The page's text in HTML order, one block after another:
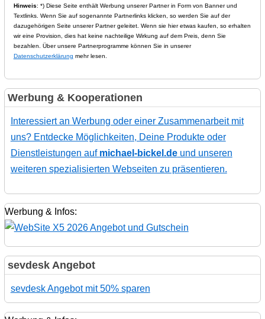
Hinweis: *) Diese Seite enthält Werbung unserer Partner in Form von Banner und
Textlinks. Wenn Sie auf sogenannte Partnerlinks klicken, so werden Sie auf der
dazugehörigen Seite unserer Partner geleitet. Wenn sie hier etwas kaufen, so erhalten
wir eine Provision, dies hat keine nachteilige Wirkung auf dem Preis, denn Sie
bezahlen. Über unsere Partnerprogramme können Sie in unserer
Datenschutzerklärung mehr lesen.
Werbung & Kooperationen
Interessiert an Werbung oder einer Zusammenarbeit mit
uns? Entdecke Möglichkeiten, Deine Produkte oder
Dienstleistungen auf michael-bickel.deund unseren
weiteren spezialisierten Webseiten zu präsentieren.
Werbung & Infos:
sevdesk Angebot
sevdesk Angebot mit 50% sparen